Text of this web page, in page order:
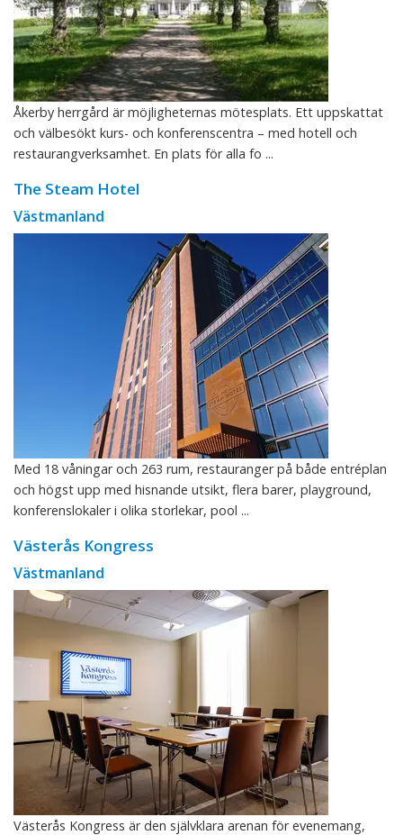
Åkerby herrgård är möjligheternas mötesplats. Ett uppskattat
och välbesökt kurs- och konferenscentra – med hotell och
restaurangverksamhet. En plats för alla fo ...
The Steam Hotel
Västmanland
Med 18 våningar och 263 rum, restauranger på både entréplan
och högst upp med hisnande utsikt, flera barer, playground,
konferenslokaler i olika storlekar, pool ...
Västerås Kongress
Västmanland
Västerås Kongress är den självklara arenan för evenemang,